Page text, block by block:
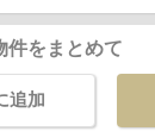
件をまとめて
追加